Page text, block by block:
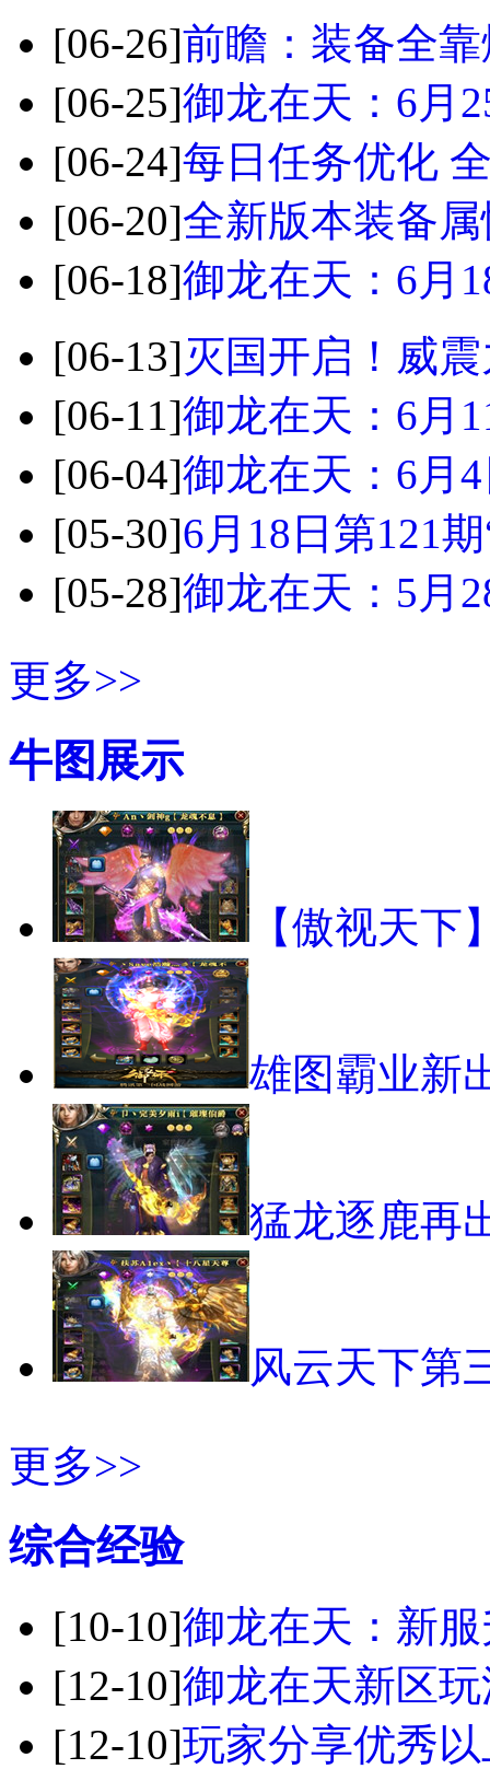
[06-26]前瞻：装备全
[06-25]御龙在天：6月
[06-24]每日任务优化
[06-20]全新版本装备
[06-18]御龙在天：6月
[06-13]灭国开启！威
[06-11]御龙在天：6月
[06-04]御龙在天：6月
[05-30]6月18日第121
[05-28]御龙在天：5月
更多>>
牛图展示
【傲视天下
雄图霸业新
猛龙逐鹿再
风云天下第
更多>>
综合经验
[10-10]御龙在天：新
[12-10]御龙在天新区
[12-10]玩家分享优秀